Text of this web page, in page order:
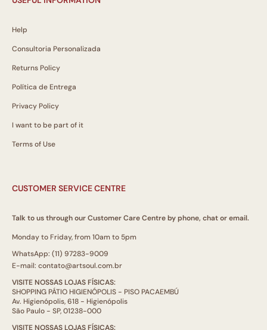
Help
Consultoria Personalizada
Returns Policy
Política de Entrega
Privacy Policy
I want to be part of it
Terms of Use
CUSTOMER SERVICE CENTRE
Talk to us through our Customer Care Centre by phone, chat or email.
Monday to Friday, from 10am to 5pm
WhatsApp: (11) 97283-9009
E-mail: contato@artsoul.com.br
VISITE NOSSAS LOJAS FÍSICAS:
SHOPPING PÁTIO HIGIENÓPOLIS - PISO PACAEMBÚ
Av. Higienópolis, 618 - Higienópolis
São Paulo - SP, 01238-000
VISITE NOSSAS LOJAS FÍSICAS: